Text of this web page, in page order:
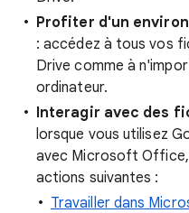
Profiter d'un
: accédez à tous vos
Drive comme à
ordinateur.
Interagir avec des
lorsque vous utilisez
avec Microsoft
actions suivantes :
Travailler dans